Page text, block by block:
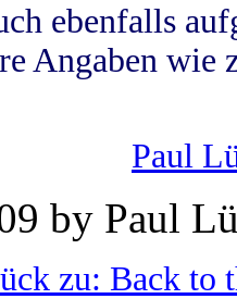
ebenfalls
Angaben wie
Paul
by Paul
zu: Back to